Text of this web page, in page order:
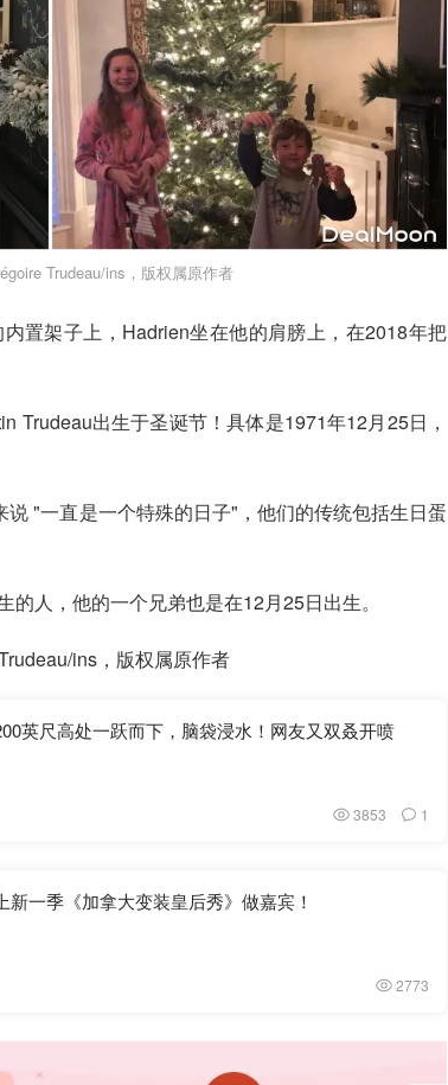
Trudeau/ins，版权属原作者
置架子上，Hadrien坐在他的肩膀上，在2018年把
Trudeau出生于圣诞节！具体是1971年12月25日，
"一直是一个特殊的日子"，他们的传统包括生日蛋
人，他的一个兄弟也是在12月25日出生。
ins，版权属原作者
英尺高处一跃而下，脑袋浸水！网友又双叒开喷
3853 1
一季《加拿大变装皇后秀》做嘉宾！
2773